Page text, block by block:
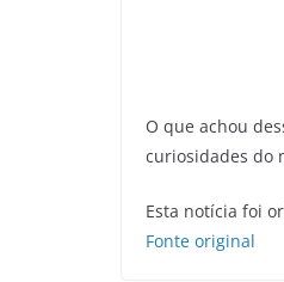
O que achou
curiosidades do
Esta notícia foi
Fonte original